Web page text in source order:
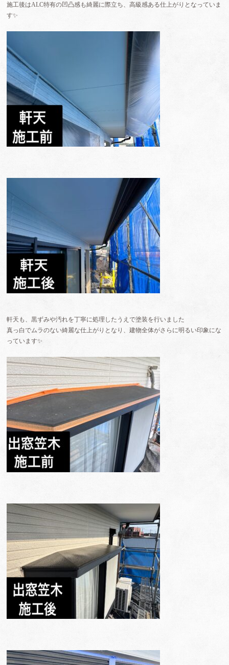
施工後はALC特有の凹凸感も綺麗に際立ち、高級感ある仕上がりとなっていま
す✨
軒天も、黒ずみや汚れを丁寧に処理したうえで塗装を行いました
真っ白でムラのない綺麗な仕上がりとなり、建物全体がさらに明るい印象にな
っています✨